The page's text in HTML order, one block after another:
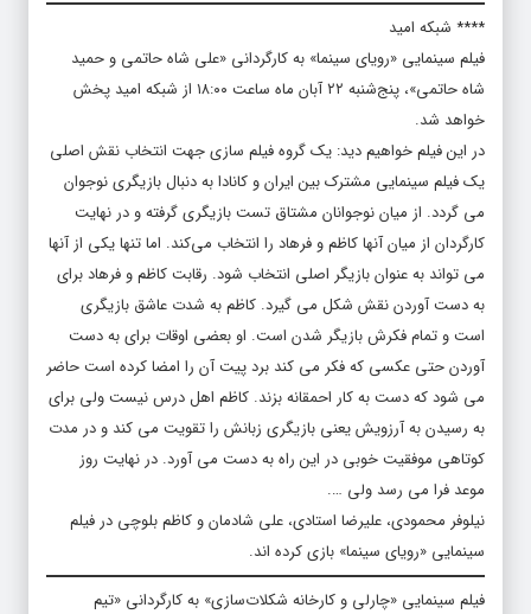
**** شبکه امید
فیلم سینمایی «رویای سینما» به کارگردانی «علی شاه حاتمی و حمید
شاه حاتمی»، پنج‌شنبه ۲۲ آبان ماه ساعت ۱۸:۰۰ از شبکه امید پخش
خواهد شد.
در این فیلم خواهیم دید: یک گروه فیلم سازی جهت انتخاب نقش اصلی
یک فیلم سینمایی مشترک بین ایران و کانادا به دنبال بازیگری نوجوان
می گردد. از میان نوجوانان مشتاق تست بازیگری گرفته و در نهایت
کارگردان از میان آنها کاظم و فرهاد را انتخاب می‌کند. اما تنها یکی از آنها
می تواند به عنوان بازیگر اصلی انتخاب شود. رقابت کاظم و فرهاد برای
به دست آوردن نقش شکل می گیرد. کاظم به شدت عاشق بازیگری
است و تمام فکرش بازیگر شدن است. او بعضی اوقات برای به دست
آوردن حتی عکسی که فکر می کند برد پیت آن را امضا کرده است حاضر
می شود که دست به کار احمقانه بزند. کاظم اهل درس نیست ولی برای
به رسیدن به آرزویش یعنی بازیگری زبانش را تقویت می کند و در مدت
کوتاهی موفقیت خوبی در این راه به دست می آورد. در نهایت روز
موعد فرا می رسد ولی ….
نیلوفر محمودی، علیرضا استادی، علی شادمان و کاظم بلوچی در فیلم
سینمایی «رویای سینما» بازی کرده اند.
فیلم سینمایی «چارلی و کارخانه شکلات‌سازی» به کارگردانی «تیم